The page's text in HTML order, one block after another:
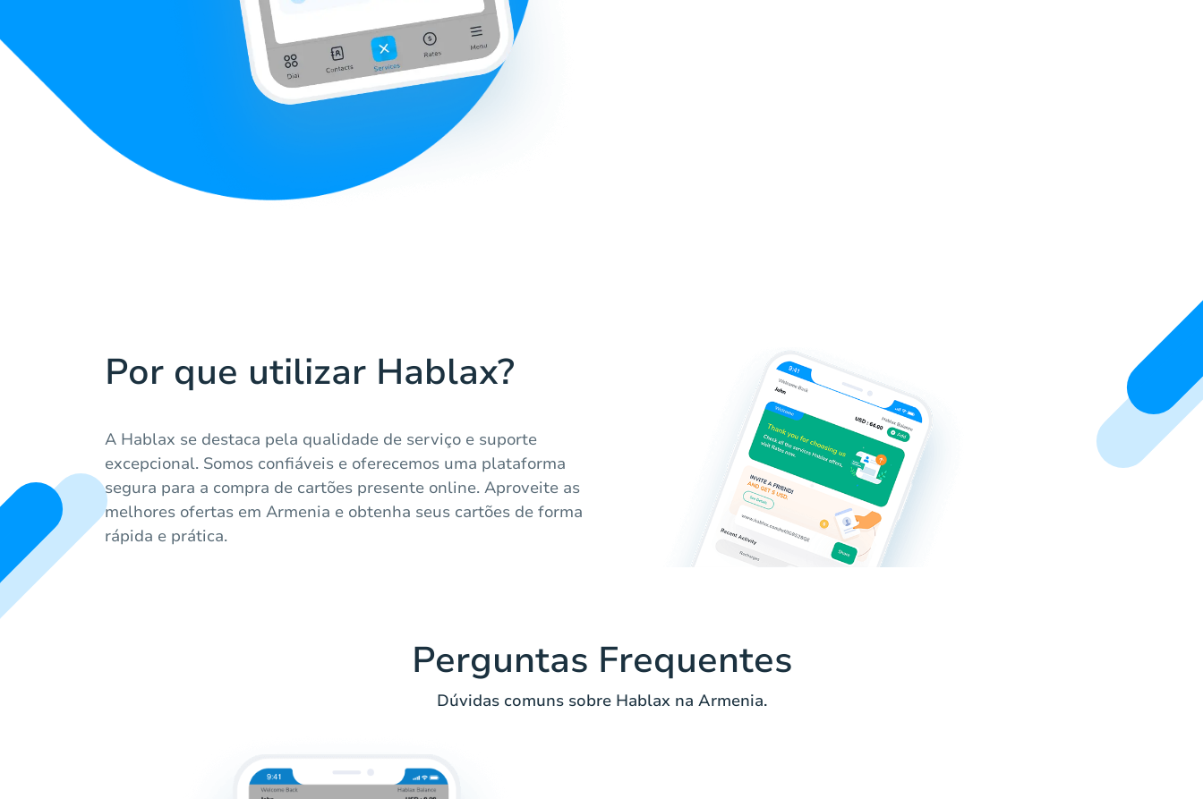
Por que utilizar Hablax?
A Hablax se destaca pela qualidade de serviço e suporte
excepcional. Somos confiáveis e oferecemos uma plataforma
segura para a compra de cartões presente online. Aproveite as
melhores ofertas em Armenia e obtenha seus cartões de forma
rápida e prática.
Perguntas Frequentes
Dúvidas comuns sobre Hablax na Armenia.